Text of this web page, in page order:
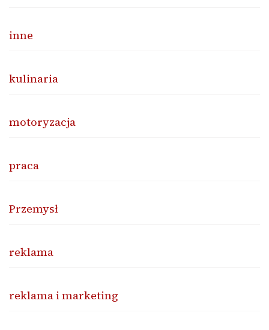
inne
kulinaria
motoryzacja
praca
Przemysł
reklama
reklama i marketing